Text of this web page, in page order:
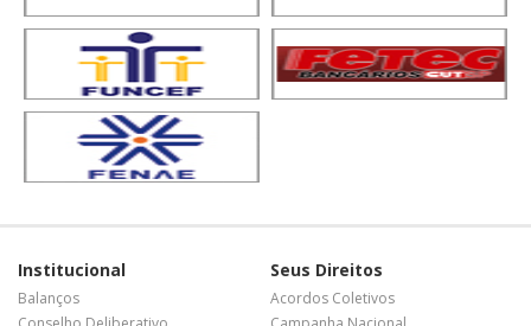
Institucional
Balanços
Seus Direitos
Acordos Coletivos